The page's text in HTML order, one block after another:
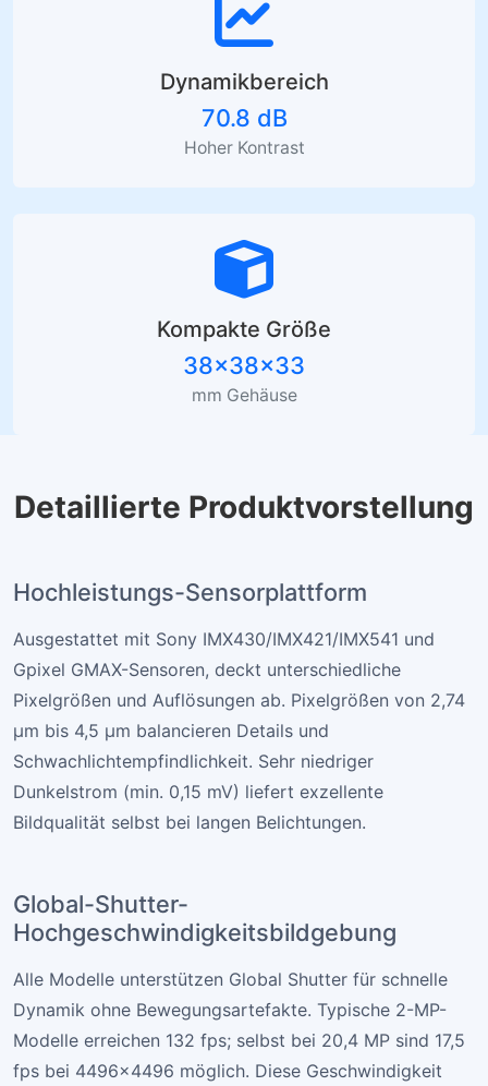
Max. Bildrate
132 fps
Dynamikbereich
70.8 dB
38×38×33
mm Gehäuse
Detaillierte Produktvorstellung
Ausgestattet mit Sony IMX430/IMX421/IMX541 und
Pixelgrößen und Auflösungen ab. Pixelgrößen von 2,74
µm bis 4,5 µm balancieren Details und
Schwachlichtempfindlichkeit. Sehr niedriger